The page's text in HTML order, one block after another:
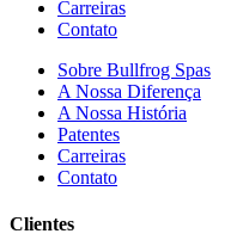
Carreiras
Contato
Sobre Bullfrog Spas
A Nossa Diferença
A Nossa História
Patentes
Carreiras
Contato
Clientes